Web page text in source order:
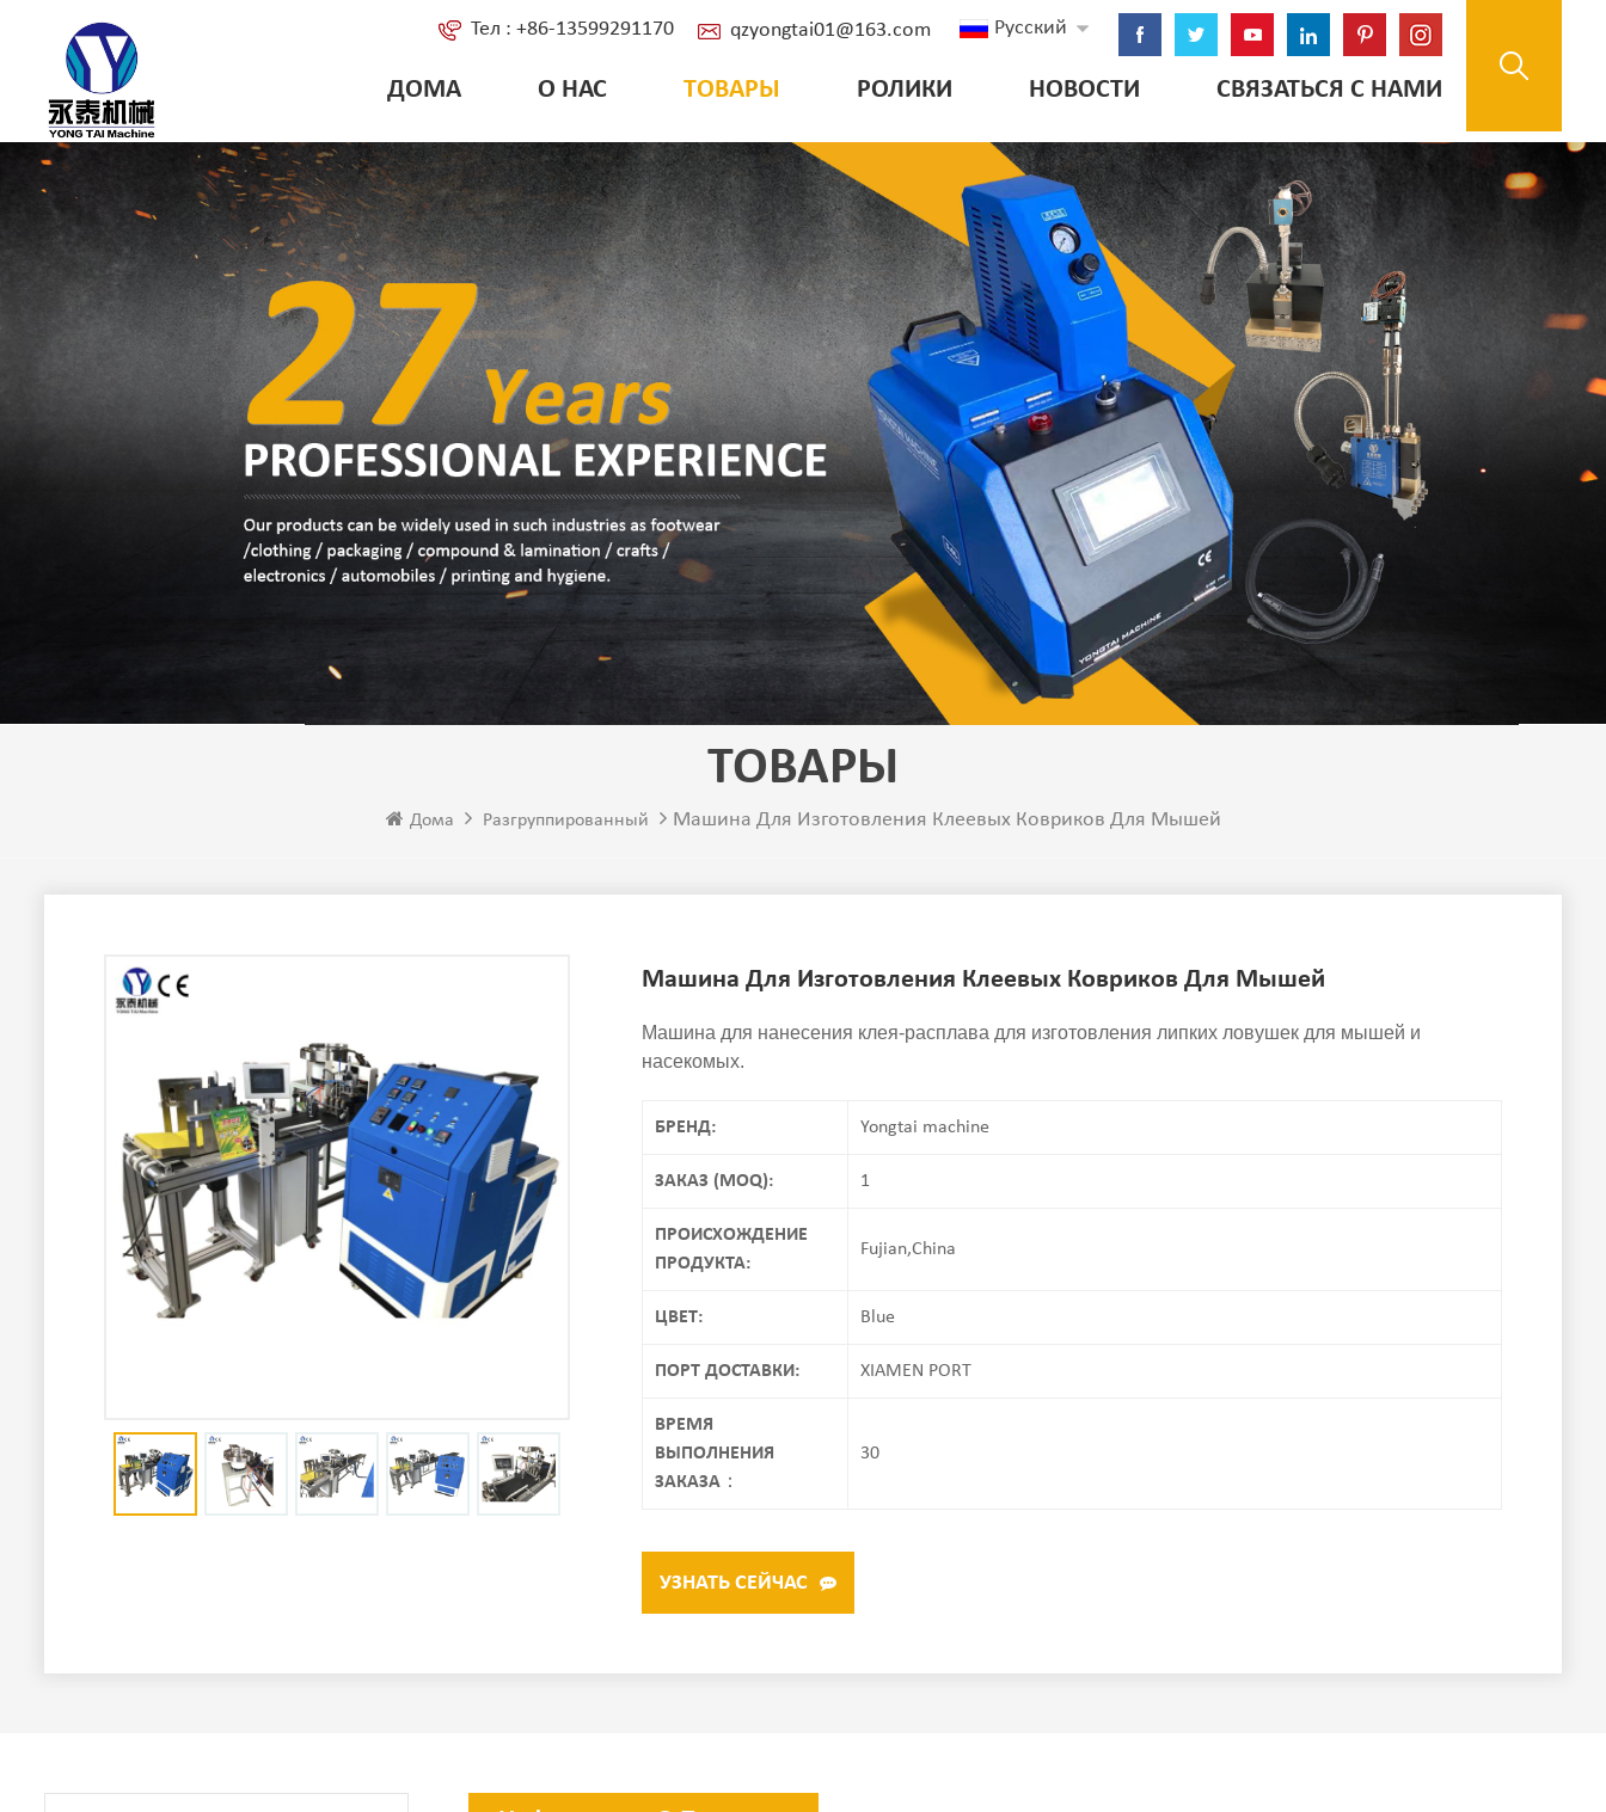
Русский
Тел : +86-13599291170 qzyongtai01@163.com
ДОМА О НАС ТОВАРЫ РОЛИКИ НОВОСТИ СВЯЗАТЬСЯ С НАМИ
ТОВАРЫ
Дома Разгруппированный Машина Для Изготовления Клеевых Ковриков Для Мышей
Машина Для Изготовления Клеевых Ковриков Для Мышей
Машина для нанесения клея-расплава для изготовления липких ловушек для мышей и
насекомых.
БРЕНД: Yongtai machine
ЗАКАЗ (MOQ): 1
ПРОИСХОЖДЕНИЕ
ПРОДУКТА:
Fujian,China
ЦВЕТ: Blue
ПОРТ ДОСТАВКИ: XIAMEN PORT
ВРЕМЯ
ВЫПОЛНЕНИЯ
ЗАКАЗА：
30
УЗНАТЬ СЕЙЧАС